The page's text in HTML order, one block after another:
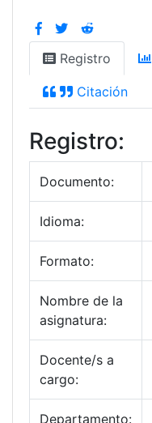
Registro
Citación
Registro:
Documento:
Idioma:
Formato:
Nombre de la
asignatura:
Docente/s a
cargo:
Departamento: